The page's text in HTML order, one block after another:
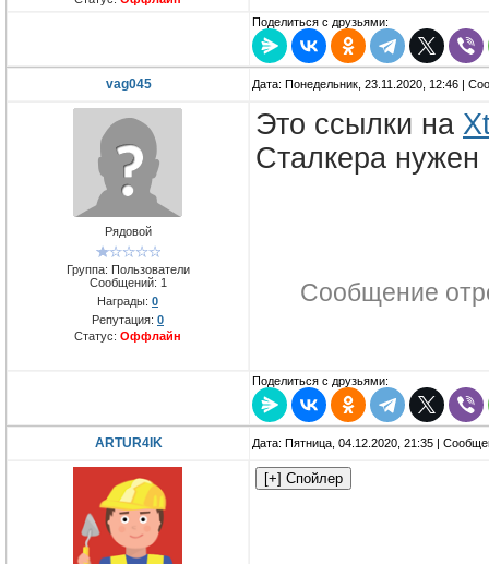
Поделиться с друзьями:
vag045 Дата: Понедельник, 23.11.2020, 12:46 |
Рядовой
Группа: Пользователи
Сообщений: 1
Награды: 0
Репутация: 0
Статус: Оффлайн
Это ссылки на
Сталкера
Сообщение
Поделиться с друзьями:
ARTUR4IK Дата: Пятница, 04.12.2020, 21:35 |